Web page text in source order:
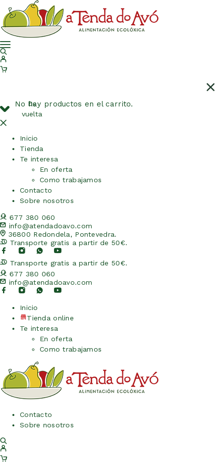
No hay productos en el carrito.
De
vuelta
Inicio
Tienda
Te interesa
En oferta
Como trabajamos
Contacto
Sobre nosotros
677 380 060
info@atendadoavo.com
36800 Redondela, Pontevedra.
Transporte gratis a partir de 50€.
Transporte gratis a partir de 50€.
677 380 060
info@atendadoavo.com
Inicio
Tienda online
Te interesa
En oferta
Como trabajamos
Contacto
Sobre nosotros